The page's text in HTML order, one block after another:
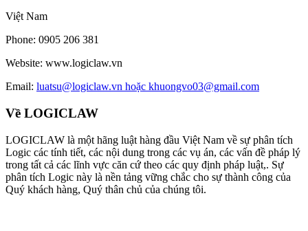
Việt Nam
Phone: 0905 206 381
Website: www.logiclaw.vn
Email: luatsu@logiclaw.vn hoặc khuongvo03@gmail.com
Về LOGICLAW
LOGICLAW là một hãng luật hàng đầu Việt Nam về sự phân tích
Logic các tính tiết, các nội dung trong các vụ án, các vấn đề pháp lý
trong tất cả các lĩnh vực căn cứ theo các quy định pháp luật,. Sự
phân tích Logic này là nền tảng vững chắc cho sự thành công của
Quý khách hàng, Quý thân chủ của chúng tôi.